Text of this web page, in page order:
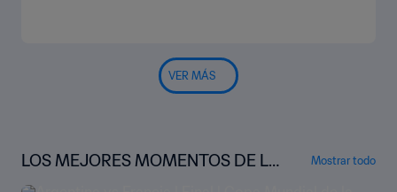
VER MÁS
LOS MEJORES MOMENTOS DE LA
COPA MUNDIAL
Mostrar todo